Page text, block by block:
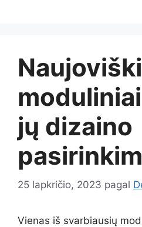
Naujoviški
jų dizaino
25 lapkričio, 2023 pagal
Vienas iš svarbiausių